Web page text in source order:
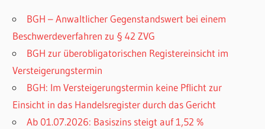
BGH – Anwaltlicher Gegenstandswert bei einem
Beschwerdeverfahren zu § 42 ZVG
BGH zur überobligatorischen Registereinsicht im
Versteigerungstermin
BGH: Im Versteigerungstermin keine Pflicht zur
Einsicht in das Handelsregister durch das Gericht
Ab 01.07.2026: Basiszins steigt auf 1,52 %